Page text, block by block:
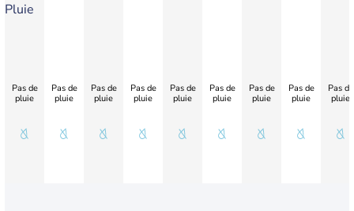
Pluie
Pas de
pluie
Pas de
pluie
Pas de
pluie
Pas de
pluie
Pas de
pluie
Pas de
pluie
Pas de
pluie
Pas de
pluie
Pas de
pluie